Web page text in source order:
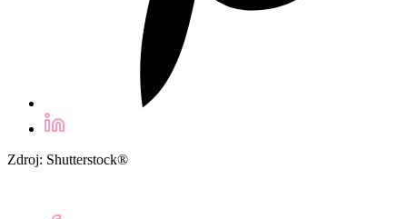
Zdroj: Shutterstock®